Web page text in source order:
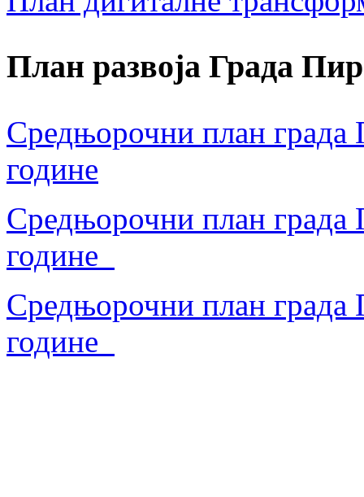
План развоја Града
Средњорочни план града
године
Средњорочни план града
године
Средњорочни план града
године